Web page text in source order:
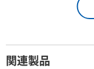
26日 ～ 1ヶ月
関連製品